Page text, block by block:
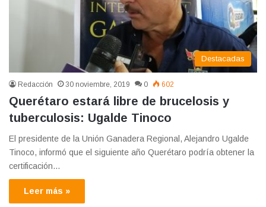
Destacadas
Redacción 30 noviembre, 2019 0 602
Querétaro estará libre de brucelosis y
tuberculosis: Ugalde Tinoco
El presidente de la Unión Ganadera Regional, Alejandro Ugalde
Tinoco, informó que el siguiente año Querétaro podría obtener la
certificación…
Leer más »